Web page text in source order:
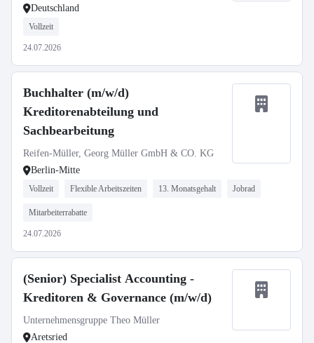
Deutschland
Vollzeit
24.07.2026
Buchhalter (m/w/d)
Kreditorenabteilung und
Sachbearbeitung
Reifen-Müller, Georg Müller GmbH & CO. KG
Berlin-Mitte
Vollzeit Flexible Arbeitszeiten 13. Monatsgehalt Jobrad
Mitarbeiterrabatte
24.07.2026
(Senior) Specialist Accounting -
Kreditoren & Governance (m/w/d)
Unternehmensgruppe Theo Müller
Aretsried